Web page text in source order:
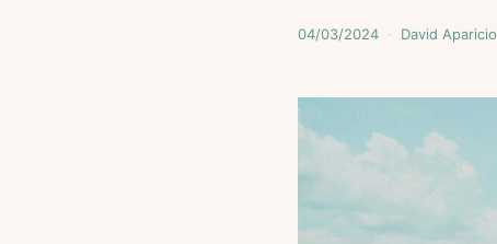
04/03/2024 David Aparicio